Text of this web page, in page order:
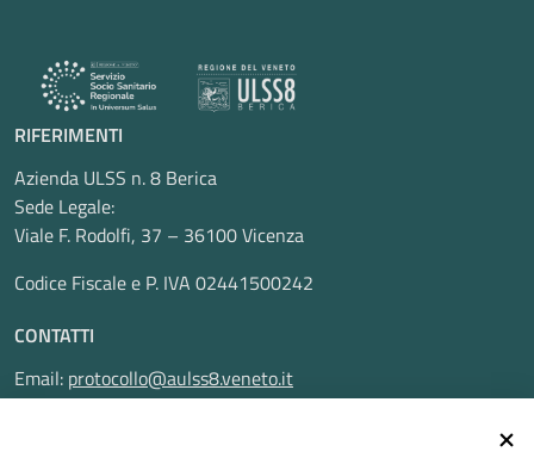
RIFERIMENTI
Azienda ULSS n. 8 Berica
Sede Legale:
Viale F. Rodolfi, 37 – 36100 Vicenza
Codice Fiscale e P. IVA 02441500242
CONTATTI
Email: protocollo@aulss8.veneto.it
Pec:protocollo.aulss8@pecveneto.it